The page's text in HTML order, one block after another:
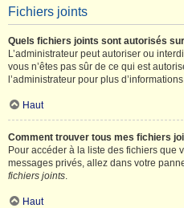
Fichiers joints
Quels fichiers joints sont autorisés
L’administrateur peut autoriser ou
vous n’êtes pas sûr de ce qui est
l’administrateur pour plus
Haut
Comment trouver tous mes fichiers
Pour accéder à la liste des fichiers que
messages privés, allez dans votre
fichiers joints.
Haut